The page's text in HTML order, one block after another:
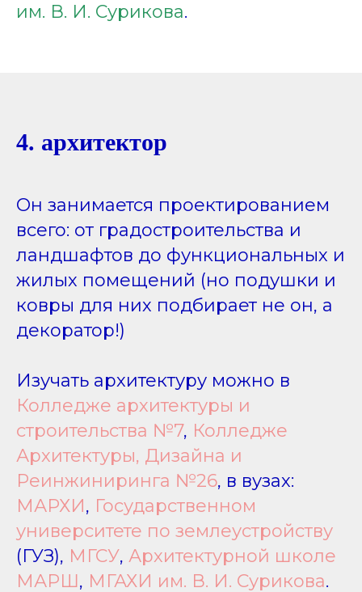
им. В. И. Сурикова.
4. архитектор
Он занимается проектированием
всего: от градостроительства и
ландшафтов до функциональных и
жилых помещений (но подушки и
ковры для них подбирает не он, а
декоратор!)
Изучать архитектуру можно в
Колледже архитектуры и
строительства №7, Колледже
Архитектуры, Дизайна и
Реинжиниринга №26, в вузах:
МАРХИ, Государственном
университете по землеустройству
(ГУЗ), МГСУ, Архитектурной школе
МАРШ, МГАХИ им. В. И. Сурикова.